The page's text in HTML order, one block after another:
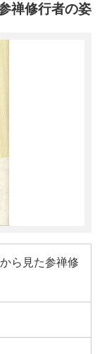
禅修行者の姿
ら見た参禅修